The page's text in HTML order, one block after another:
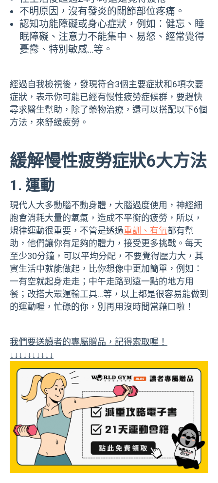
不明原因，沒有發炎的關節部位疼痛。
認知功能障礙或身心症狀，例如：健忘、睡
眠障礙、注意力不能集中、易怒、經常覺得
憂鬱、特別敏感…等。
經過自我檢視後，發現符合3個主要症狀和6項次要
症狀，表示你可能已經有慢性疲勞症候群，要趕快
尋求醫生幫助，除了藥物治療，還可以搭配以下6個
方法，來舒緩疲勞。
緩解慢性疲勞症狀6大方法
1. 運動
現代人大多動腦不動身體，大腦過度使用，神經細
胞會消耗大量的氧氣，造成不平衡的疲勞，所以，
規律運動很重要，不管是透過重訓、有氧都有幫
助，他們讓你有足夠的體力，接受更多挑戰。每天
至少30分鐘，可以平均分配，不要覺得壓力大，其
實生活中就能做起，比你想像中更加簡單，例如：
一有空就起身走走；中午走路到遠一點的地方用
餐；改搭大眾運輸工具…等，以上都是很容易能做到
的運動喔，忙碌的你，別再用沒時間當藉口啦！
我們要送讀者的專屬贈品，記得索取喔！
↓↓↓↓↓↓↓↓↓↓